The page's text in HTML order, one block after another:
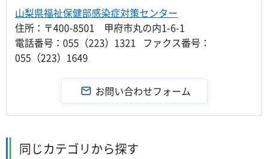
山梨県福祉保健部感染症対策センター
住所：〒400-8501 甲府市丸の内1-6-1
電話番号：055（223）1321 ファクス番号：
055（223）1649
同じカテゴリから探す